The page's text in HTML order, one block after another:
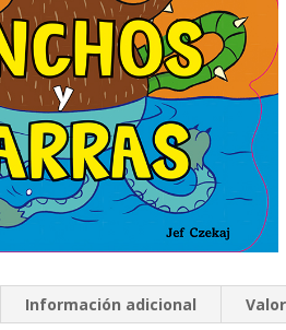
Información adicional